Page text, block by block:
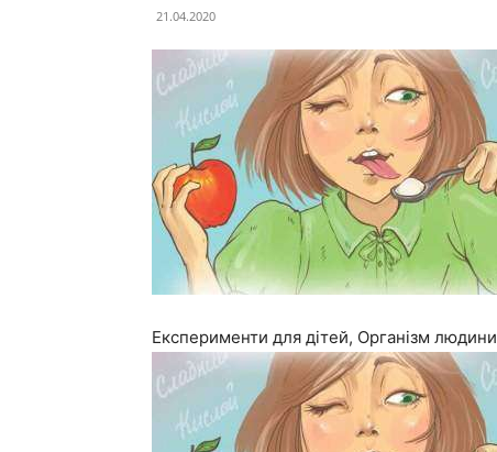
21.04.2020
Експерименти для дітей, Організм людини